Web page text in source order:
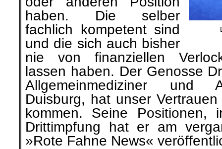
haben. Die selber
fachlich kompetent sind
und die sich auch bisher
nie von finanziellen
lassen haben. Der Genosse
Allgemeinmediziner und
Duisburg, hat unser
kommen. Seine Positionen,
Drittimpfung hat er am
»Rote Fahne News«